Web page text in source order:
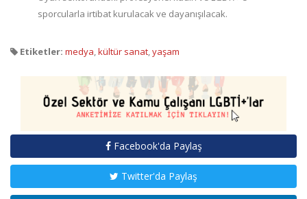
sporcularla irtibat kurulacak ve dayanışılacak.
Etiketler: medya,kültür sanat,yaşam
Facebook'da Paylaş
Twitter'da Paylaş